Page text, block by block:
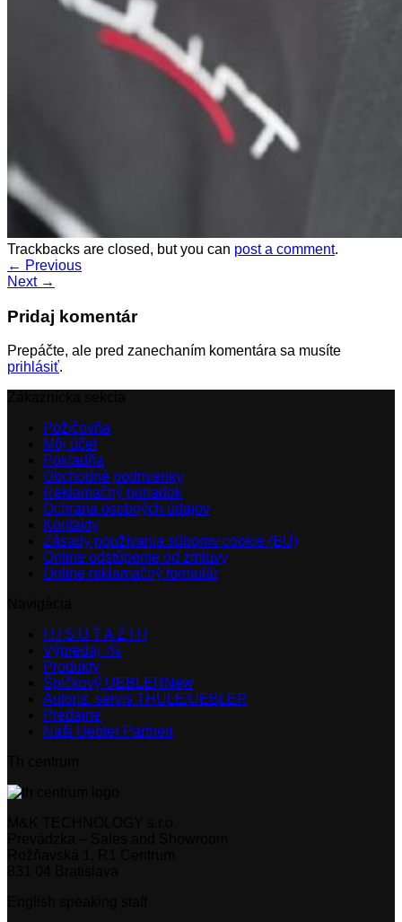
Trackbacks are closed, but you can post a comment.
← Previous
Next →
Pridaj komentár
Prepáčte, ale pred zanechaním komentára sa musíte
prihlásiť.
Požičovňa
Môj účet
Pokladňa
Obchodné podmienky
Reklamačný poriadok
Ochrana osobných údajov
Kontakty
Zásady používania súborov cookie (EÚ)
Online odstúpenie od zmluvy
Online reklamačný formulár
! ! ! S Ú Ť A Ž ! ! !
Výpredaj -%
Produkty
Špičkový UEBLER
Autoriz. servis THULE/UEBLER
Predajne
Naši Uebler Partneri